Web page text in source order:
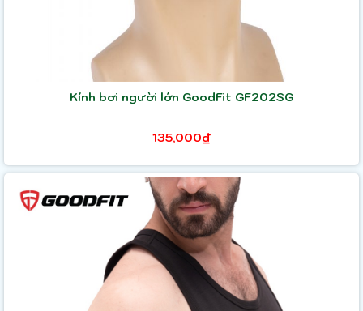
Kính bơi người lớn GoodFit GF202SG
135,000₫